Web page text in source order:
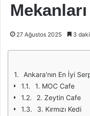
Mekanları
27 Ağustos 2025 3
Ankara'nın En İyi
1. MOC Cafe
2. Zeytin Cafe
3. Kırmızı Kedi